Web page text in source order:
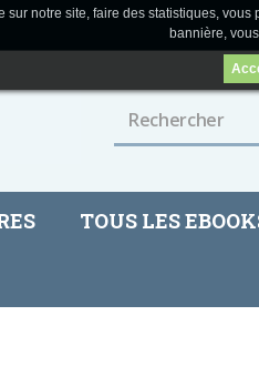
TOUS LES
notre site, faire des statistiques,
bannière,